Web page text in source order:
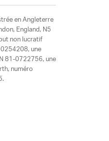
en Angleterre
England, N5
non lucratif
une
81-0722756, une
numéro